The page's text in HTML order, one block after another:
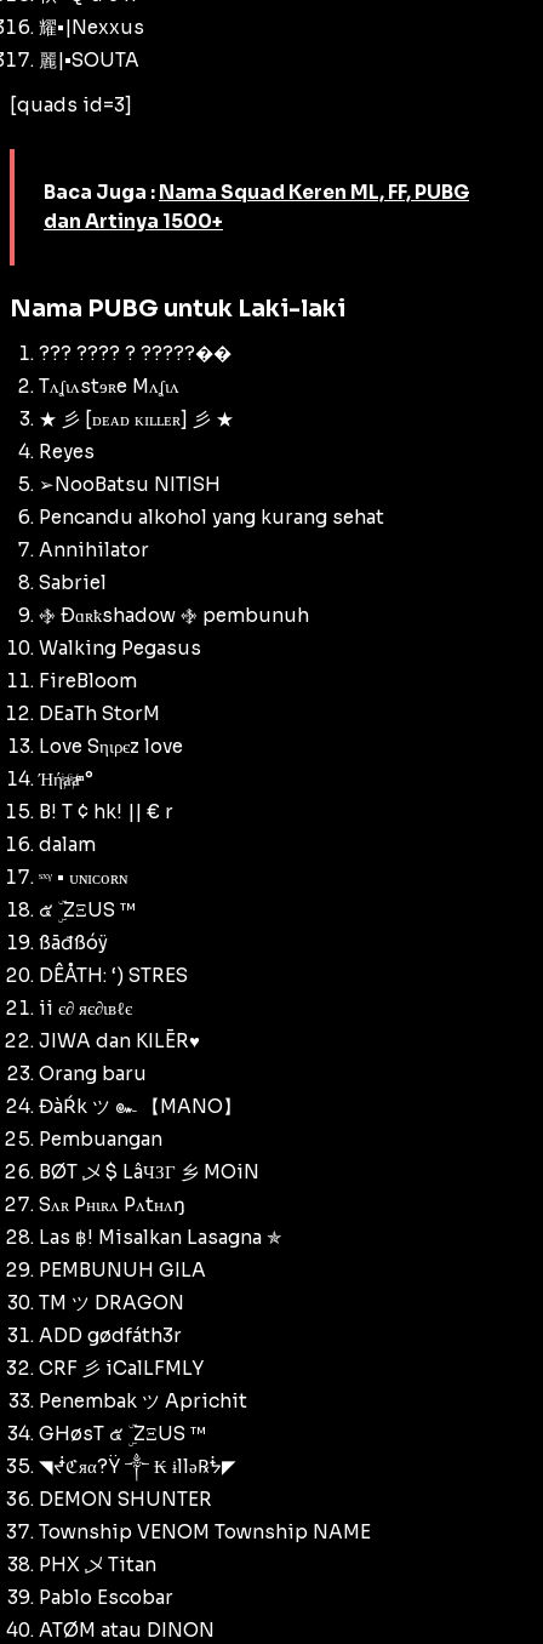
耀•|Nexxus
麗|•SOUTA
[quads id=3]
Baca Juga : Nama Squad Keren ML, FF, PUBG
dan Artinya 1500+
Nama PUBG untuk Laki-laki
??? ???? ? ?????��
Tʌʆɩʌstɘʀe Mʌʆɩʌ
★ 彡 [ᴅᴇᴀᴅ ᴋɪʟʟᴇʀ] 彡 ★
Reyes
➢NooBatsu NITISH
Pencandu alkohol yang kurang sehat
Annihilator
Sabriel
࿇ Ðɑʀҟshadow ࿇ pembunuh
Walking Pegasus
FireBloom
DEaTh StorM
Love Sηιρєz love
Ήήͥⱥͥⱥͣͫͫ °
B! T ¢ hk! || € r
dalam
ˢˣᵞ • ᴜɴɪᴄᴏʀɴ
๕ ۣۜ ZΞUS ™
ßãđßóÿ
DÊÅTH: ‘) STRES
ii є∂ яє∂ιвℓє
JIWA dan KILĒR♥
Orang baru
ĐàŔk ツ ๛ 【MANO】
Pembuangan
BØT 乄 $ LâЧЗГ 乡 MOiN
Sʌʀ Pʜɩʀʌ Pʌtʜʌŋ
Las ฿! Misalkan Lasagna ✯
PEMBUNUH GILA
TM ツ DRAGON
ADD gødfáth3r
CRF 彡 iCalLFMLY
Penembak ツ Aprichit
GHøsT ๕ ۣۜ ZΞUS ™
◥ᖫℭяα?Ÿ ༒ ₭ ɨllǝ℞ᖭ◤
DEMON SHUNTER
Township VENOM Township NAME
PHX 乄 Titan
Pablo Escobar
ATØM atau DINON